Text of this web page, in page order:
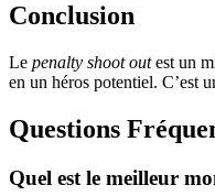
Conclusion
Le penalty shoot outest un
en un héros potentiel. C’est
Questions
Quel est le meilleur